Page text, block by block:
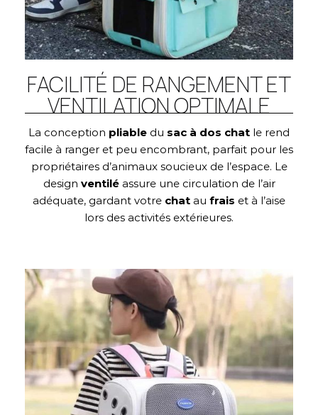
FACILITÉ DE RANGEMENT ET
VENTILATION OPTIMALE
La conception pliable du sac à dos chat le rend
facile à ranger et peu encombrant, parfait pour les
propriétaires d’animaux soucieux de l’espace. Le
design ventiléassure une circulation de l’air
adéquate, gardant votre chat au frais et à l’aise
lors des activités extérieures.